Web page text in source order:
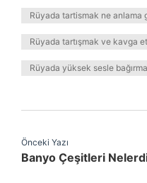
Rüyada tartismak ne anlama
Rüyada tartışmak ve kavga
Rüyada yüksek sesle
Önceki Yazı
Banyo Çeşitleri